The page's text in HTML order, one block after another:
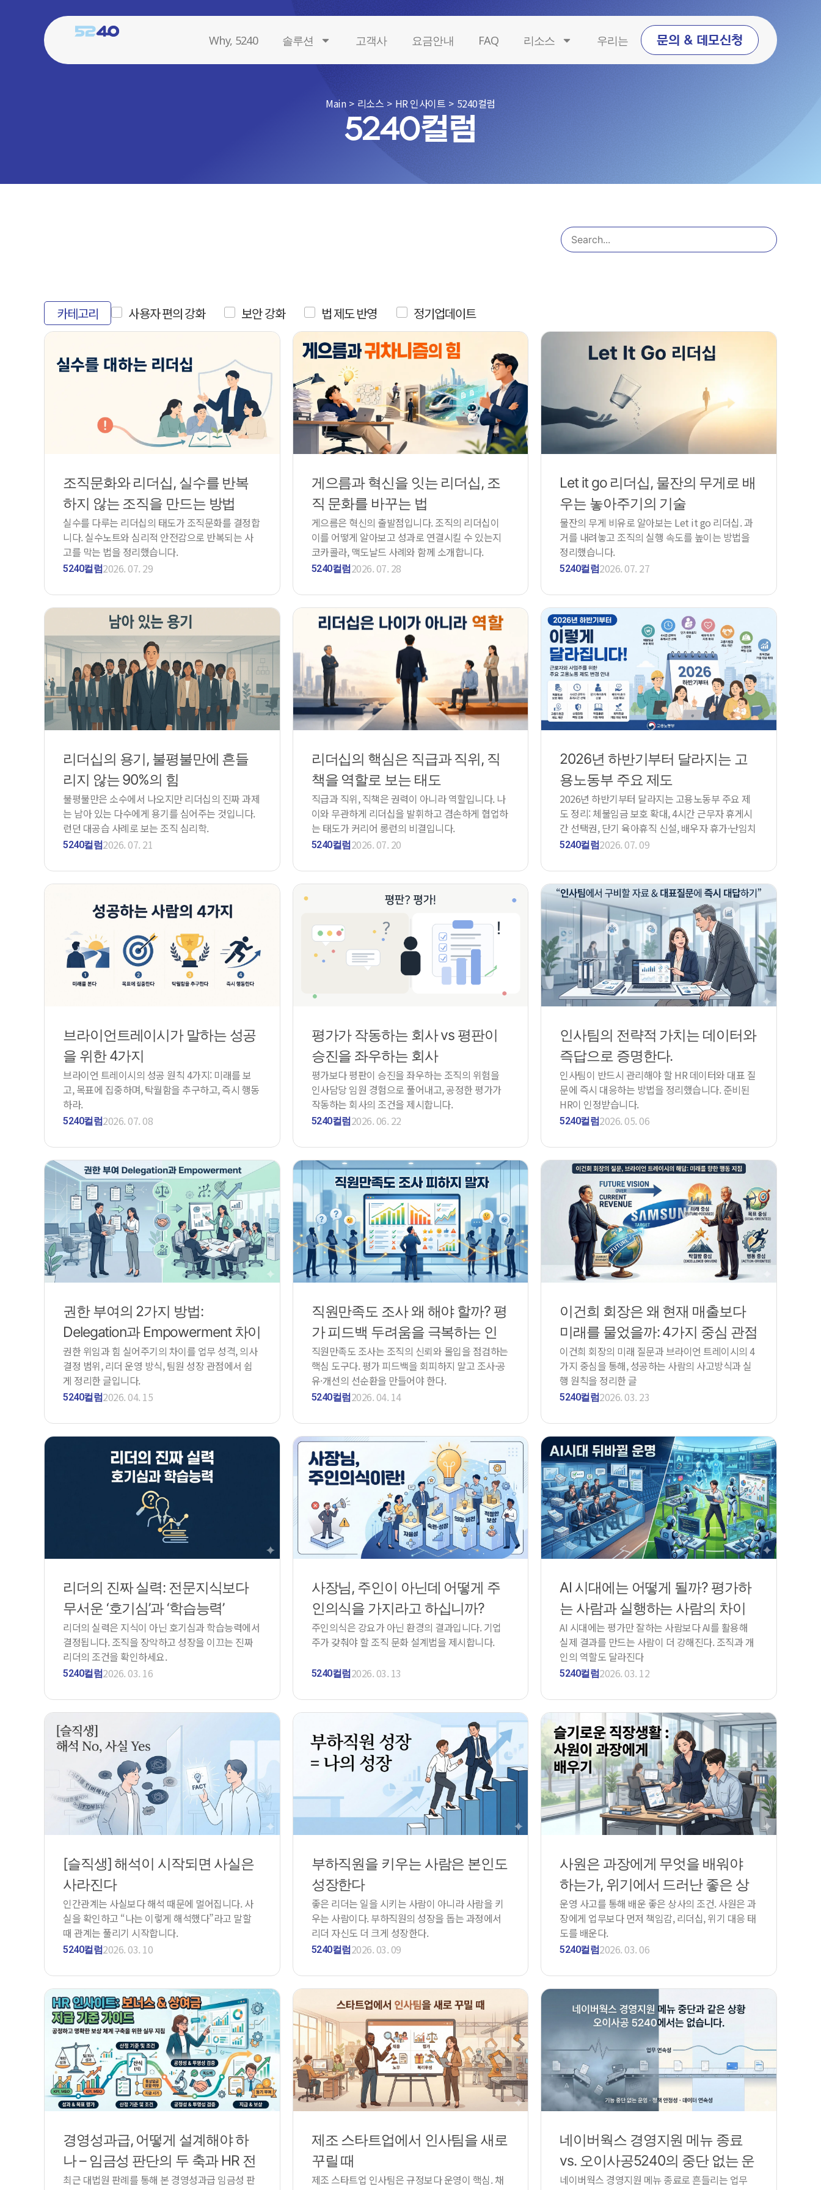
Main > 리소스 > HR 인사이트 > 5240컬럼
5240컬럼
Why, 5240 솔루션 고객사 요금안내 FAQ 리소스 우리는 문의 & 데모신청
카테고리 사용자 편의 강화 보안 강화 법 제도 반영 정기업데이트
조직문화와 리더십, 실수를 반복
하지 않는 조직을 만드는 방법
실수를 다루는 리더십의 태도가 조직문화를 결정합
니다. 실수노트와 심리적 안전감으로 반복되는 사
고를 막는 법을 정리했습니다.
5240컬럼2026. 07. 29
게으름과 혁신을 잇는 리더십, 조
직 문화를 바꾸는 법
게으름은 혁신의 출발점입니다. 조직의 리더십이
이를 어떻게 알아보고 성과로 연결시킬 수 있는지
코카콜라, 맥도날드 사례와 함께 소개합니다.
5240컬럼2026. 07. 28
Let it go 리더십, 물잔의 무게로 배
우는 놓아주기의 기술
물잔의 무게 비유로 알아보는 Let it go 리더십. 과
거를 내려놓고 조직의 실행 속도를 높이는 방법을
정리했습니다.
5240컬럼2026. 07. 27
리더십의 용기, 불평불만에 흔들
리지 않는 90%의 힘
불평불만은 소수에서 나오지만 리더십의 진짜 과제
는 남아 있는 다수에게 용기를 심어주는 것입니다.
런던 대공습 사례로 보는 조직 심리학.
5240컬럼2026. 07. 21
리더십의 핵심은 직급과 직위, 직
책을 역할로 보는 태도
직급과 직위, 직책은 권력이 아니라 역할입니다. 나
이와 무관하게 리더십을 발휘하고 겸손하게 협업하
는 태도가 커리어 롱런의 비결입니다.
5240컬럼2026. 07. 20
2026년 하반기부터 달라지는 고
용노동부 주요 제도
2026년 하반기부터 달라지는 고용노동부 주요 제
도 정리: 체불임금 보호 확대, 4시간 근무자 휴게시
간 선택권, 단기 육아휴직 신설, 배우자 휴가·난임치
료휴가 지원 확대, 퇴직연금 가입 대상 확대 등 핵심
5240컬럼2026. 07. 09
브라이언트레이시가 말하는 성공
을 위한 4가지
브라이언 트레이시의 성공 원칙 4가지: 미래를 보
고, 목표에 집중하며, 탁월함을 추구하고, 즉시 행동
하라.
5240컬럼2026. 07. 08
평가가 작동하는 회사 vs 평판이
승진을 좌우하는 회사
평가보다 평판이 승진을 좌우하는 조직의 위험을
인사담당 임원 경험으로 풀어내고, 공정한 평가가
작동하는 회사의 조건을 제시합니다.
5240컬럼2026. 06. 22
인사팀의 전략적 가치는 데이터와
즉답으로 증명한다.
인사팀이 반드시 관리해야 할 HR 데이터와 대표 질
문에 즉시 대응하는 방법을 정리했습니다. 준비된
HR이 인정받습니다.
5240컬럼2026. 05. 06
권한 부여의 2가지 방법:
Delegation과 Empowerment 차이
권한 위임과 힘 실어주기의 차이를 업무 성격, 의사
결정 범위, 리더 운영 방식, 팀원 성장 관점에서 쉽
게 정리한 글입니다.
5240컬럼2026. 04. 15
직원만족도 조사 왜 해야 할까? 평
가 피드백 두려움을 극복하는 인
사팀의 해법
직원만족도 조사는 조직의 신뢰와 몰입을 점검하는
핵심 도구다. 평가 피드백을 회피하지 말고 조사·공
유·개선의 선순환을 만들어야 한다.
5240컬럼2026. 04. 14
이건희 회장은 왜 현재 매출보다
미래를 물었을까: 4가지 중심 관점
이건희 회장의 미래 질문과 브라이언 트레이시의 4
가지 중심을 통해, 성공하는 사람의 사고방식과 실
행 원칙을 정리한 글
5240컬럼2026. 03. 23
리더의 진짜 실력: 전문지식보다
무서운 ‘호기심’과 ‘학습능력’
리더의 실력은 지식이 아닌 호기심과 학습능력에서
결정됩니다. 조직을 장악하고 성장을 이끄는 진짜
리더의 조건을 확인하세요.
5240컬럼2026. 03. 16
사장님, 주인이 아닌데 어떻게 주
인의식을 가지라고 하십니까?
주인의식은 강요가 아닌 환경의 결과입니다. 기업
주가 갖춰야 할 조직 문화 설계법을 제시합니다.
5240컬럼2026. 03. 13
AI 시대에는 어떻게 될까? 평가하
는 사람과 실행하는 사람의 차이
AI 시대에는 평가만 잘하는 사람보다 AI를 활용해
실제 결과를 만드는 사람이 더 강해진다. 조직과 개
인의 역할도 달라진다
5240컬럼2026. 03. 12
[슬직생] 해석이 시작되면 사실은
사라진다
인간관계는 사실보다 해석 때문에 멀어집니다. 사
실을 확인하고 “나는 이렇게 해석했다”라고 말할
때 관계는 풀리기 시작합니다.
5240컬럼2026. 03. 10
부하직원을 키우는 사람은 본인도
성장한다
좋은 리더는 일을 시키는 사람이 아니라 사람을 키
우는 사람이다. 부하직원의 성장을 돕는 과정에서
리더 자신도 더 크게 성장한다.
5240컬럼2026. 03. 09
사원은 과장에게 무엇을 배워야
하는가, 위기에서 드러난 좋은 상
사의 조건
운영 사고를 통해 배운 좋은 상사의 조건. 사원은 과
장에게 업무보다 먼저 책임감, 리더십, 위기 대응 태
도를 배운다.
5240컬럼2026. 03. 06
경영성과급, 어떻게 설계해야 하
나 – 임금성 판단의 두 축과 HR 전
략
최근 대법원 판례를 통해 본 경영성과급 임금성 판
제조 스타트업에서 인사팀을 새로
꾸릴 때
제조 스타트업 인사팀은 규정보다 운영이 핵심. 채
네이버웍스 경영지원 메뉴 종료
vs. 오이사공5240의 중단 없는 운
영
네이버웍스 경영지원 메뉴 종료로 흔들리는 업무